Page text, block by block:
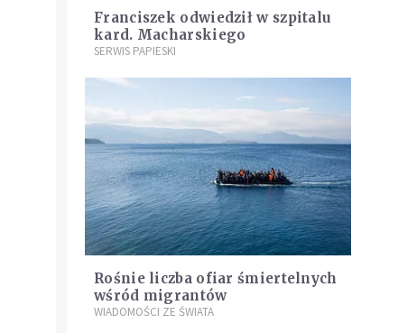
Franciszek odwiedził w szpitalu
kard. Macharskiego
SERWIS PAPIESKI
Rośnie liczba ofiar śmiertelnych
wśród migrantów
WIADOMOŚCI ZE ŚWIATA